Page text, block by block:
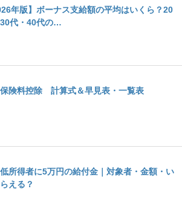
年版】ボーナス支給額の平均はいくら？20
代・40代の…
険料控除 計算式＆早見表・一覧表
所得者に5万円の給付金｜対象者・金額・い
える？